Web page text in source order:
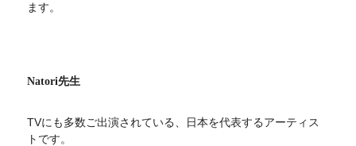
ます。
Natori先生
TVにも多数ご出演されている、日本を代表するアーティス
トです。